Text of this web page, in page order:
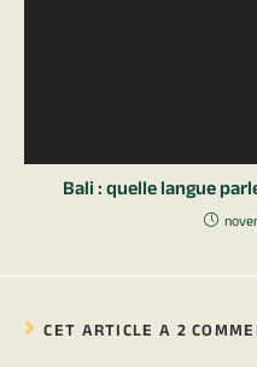
Bali : quelle langue
CET ARTICLE A 2